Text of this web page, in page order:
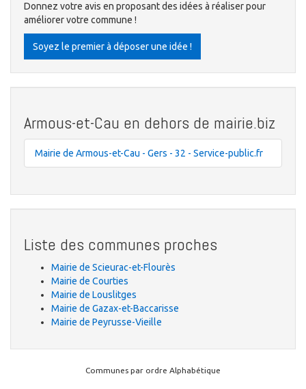
Donnez votre avis en proposant des idées à réaliser pour
améliorer votre commune !
Soyez le premier à déposer une idée !
Armous-et-Cau en dehors de mairie.biz
Mairie de Armous-et-Cau - Gers - 32 - Service-public.fr
Liste des communes proches
Mairie de Scieurac-et-Flourès
Mairie de Courties
Mairie de Louslitges
Mairie de Gazax-et-Baccarisse
Mairie de Peyrusse-Vieille
Communes par ordre Alphabétique